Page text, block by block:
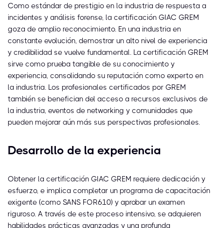
Como estándar de prestigio en la industria de respuesta a
incidentes y análisis forense, la certificación GIAC GREM
goza de amplio reconocimiento. En una industria en
constante evolución, demostrar un alto nivel de experiencia
y credibilidad se vuelve fundamental. La certificación GREM
sirve como prueba tangible de su conocimiento y
experiencia, consolidando su reputación como experto en
la industria. Los profesionales certificados por GREM
también se benefician del acceso a recursos exclusivos de
la industria, eventos de networking y comunidades que
pueden mejorar aún más sus perspectivas profesionales.
Desarrollo de la experiencia
Obtener la certificación GIAC GREM requiere dedicación y
esfuerzo, e implica completar un programa de capacitación
exigente (como SANS FOR610) y aprobar un examen
riguroso. A través de este proceso intensivo, se adquieren
habilidades prácticas avanzadas y una profunda